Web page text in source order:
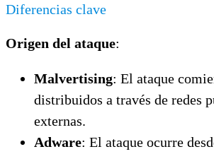
Diferencias clave
Origen del ataque:
Malvertising: El ataque
distribuidos a través de redes
externas.
Adware: El ataque ocurre